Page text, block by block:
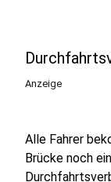
Anzeige
Alle Fahrer
Brücke noch ein